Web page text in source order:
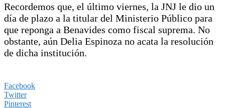
Recordemos que, el último viernes, la JNJ le dio un
día de plazo a la titular del Ministerio Público para
que reponga a Benavides como fiscal suprema. No
obstante, aún Delia Espinoza no acata la resolución
de dicha institución.
Facebook
Twitter
Pinterest